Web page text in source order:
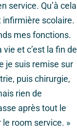
service. Qu’à cela
infirmière scolaire.
mes fonctions.
et c’est la fin de
je suis remise sur
puis chirurgie,
rien de
après tout le
le room service. »